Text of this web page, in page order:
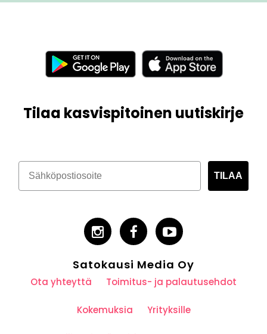
Tilaa kasvispitoinen uutiskirje
TILAA
Satokausi Media Oy
Ota yhteyttä Toimitus- ja palautusehdot
Kokemuksia Yrityksille